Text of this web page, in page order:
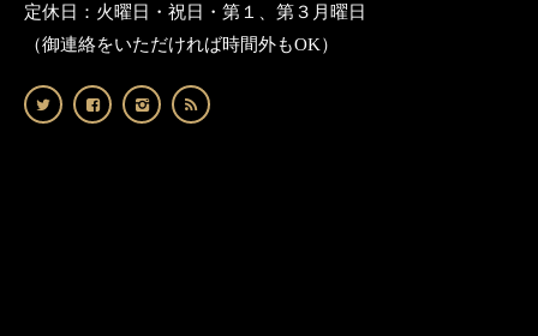
定休日：火曜日・祝日・第１、第３月曜日
（御連絡をいただければ時間外もOK）